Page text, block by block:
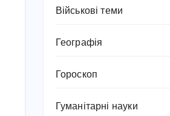
Військові теми
Географія
Гороскоп
Гуманітарні науки